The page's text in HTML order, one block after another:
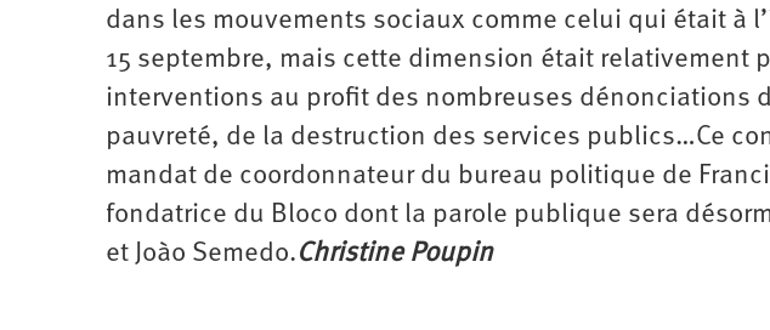
dans les mouvements sociaux comme celui qui était à
15 septembre, mais cette dimension était relativement
interventions au profit des nombreuses dénonciations
pauvreté, de la destruction des services publics…Ce
mandat de coordonnateur du bureau politique de
fondatrice du Bloco dont la parole publique sera
et Joào Semedo.Christine Poupin